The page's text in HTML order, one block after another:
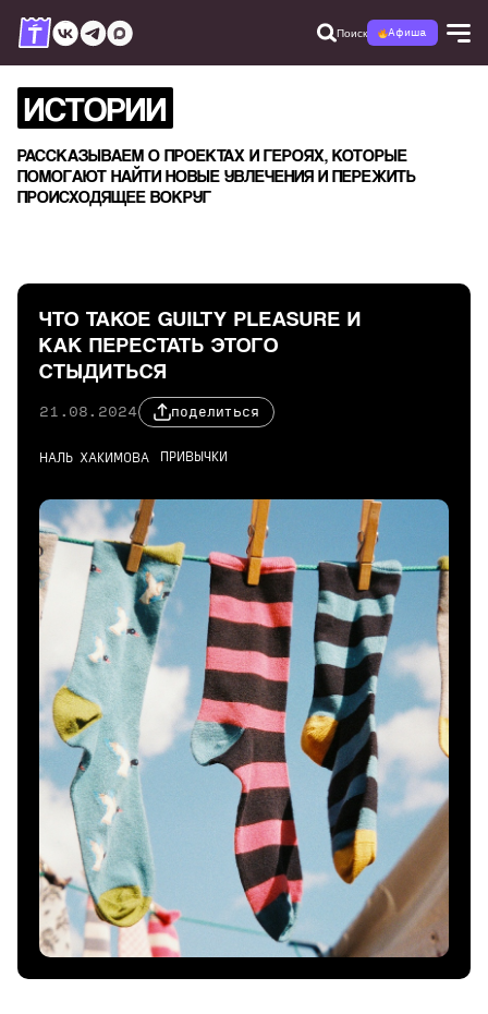
Поиск Афиша
ИСТОРИИ
РАССКАЗЫВАЕМ О ПРОЕКТАХ И ГЕРОЯХ, КОТОРЫЕ
ПОМОГАЮТ НАЙТИ НОВЫЕ УВЛЕЧЕНИЯ И ПЕРЕЖИТЬ
ПРОИСХОДЯЩЕЕ ВОКРУГ
ЧТО ТАКОЕ GUILTY PLEASURE И
КАК ПЕРЕСТАТЬ ЭТОГО
СТЫДИТЬСЯ
21.08.2024 поделиться
НАЛЬ ХАКИМОВА ПРИВЫЧКИ